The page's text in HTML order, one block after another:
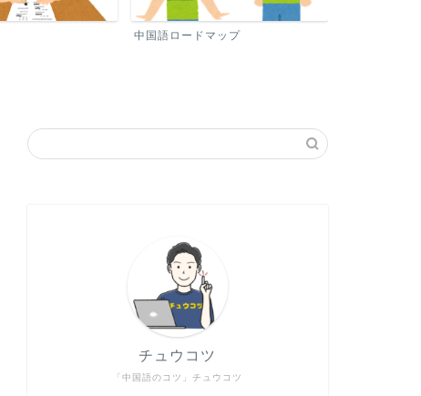
中国語ロードマップ
「中国語のコツ」チュウコツ
チュウコツ